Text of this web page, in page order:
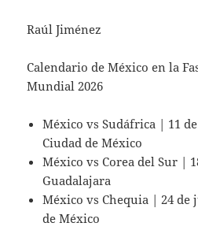
Raúl Jiménez
Calendario de México en la
Mundial 2026
México vs Sudáfrica | 11
Ciudad de México
México vs Corea del Sur |
Guadalajara
México vs Chequia | 24 de
de México